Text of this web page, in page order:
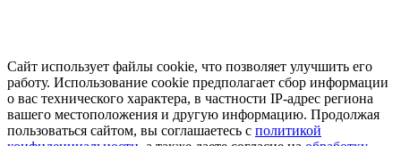
Сайт использует файлы cookie, что позволяет улучшить его
работу. Использование cookie предполагает сбор информации
о вас технического характера, в частности IP-адрес региона
вашего местоположения и другую информацию. Продолжая
пользоваться сайтом, вы соглашаетесь с политикой